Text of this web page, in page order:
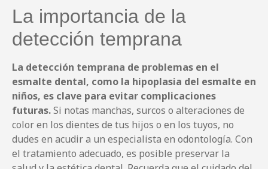
La importancia de la
detección temprana
La detección temprana de problemas en el
esmalte dental, como la hipoplasia del esmalte en
niños, es clave para evitar complicaciones
futuras.Si notas manchas, surcos o alteraciones de
color en los dientes de tus hijos o en los tuyos, no
dudes en acudir a un especialista en odontología. Con
el tratamiento adecuado, es posible preservar la